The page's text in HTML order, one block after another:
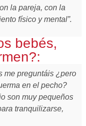
la pareja, con la
físico y mental”.
bebés,
me preguntáis ¿pero
en el pecho?
son muy pequeños
tranquilizarse,